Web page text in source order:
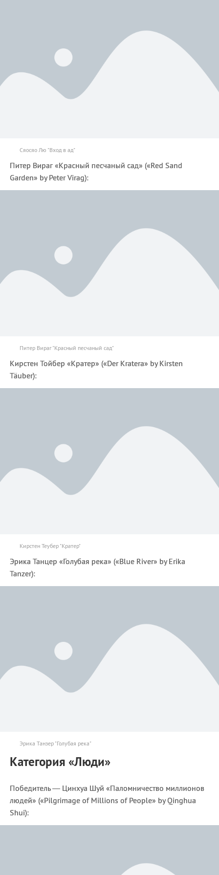
Сяосяо Лю "Вход в ад"
Питер Вираг «Красный песчаный сад» («Red Sand
Garden» by Peter Virag):
Питер Вираг "Красный песчаный сад"
Кирстен Тойбер «Кратер» («Der Kratera» by Kirsten
Täuber):
Кирстен Теубер "Кратер"
Эрика Танцер «Голубая река» («Blue River» by Erika
Tanzer):
Эрика Танзер "Голубая река"
Категория «Люди»
Победитель — Цинхуа Шуй «Паломничество миллионов
людей» («Pilgrimage of Millions of People» by Qinghua
Shui):